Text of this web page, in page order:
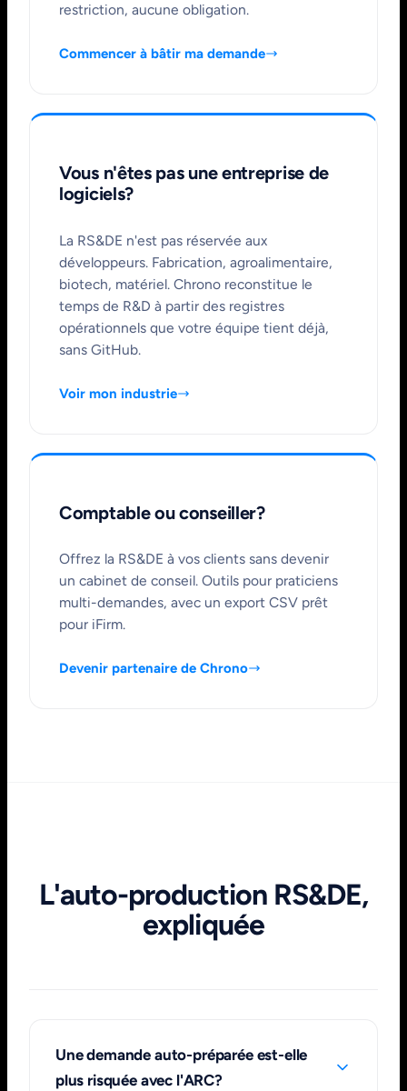
restriction, aucune obligation.
Commencer à bâtir ma demande
Vous n'êtes pas une entreprise de
logiciels?
La RS&DE n'est pas réservée aux
développeurs. Fabrication, agroalimentaire,
biotech, matériel. Chrono reconstitue le
temps de R&D à partir des registres
opérationnels que votre équipe tient déjà,
sans GitHub.
Voir mon industrie
Comptable ou conseiller?
Offrez la RS&DE à vos clients sans devenir
un cabinet de conseil. Outils pour praticiens
multi-demandes, avec un export CSV prêt
pour iFirm.
Devenir partenaire de Chrono
L'auto-production RS&DE,
expliquée
Une demande auto-préparée est-elle
plus risquée avec l'ARC?